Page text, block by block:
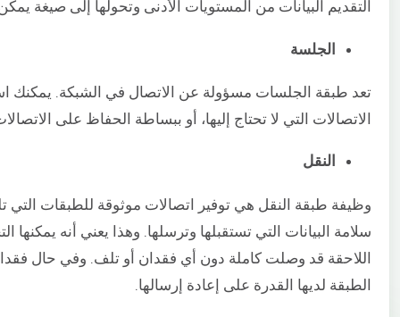
التقديم البيانات من المستويات الأدنى وتحولها إلى صيغة
الجلسة
تعد طبقة الجلسات مسؤولة عن الاتصال في الشبكة. يمكنك
الاتصالات التي لا تحتاج إليها، أو ببساطة الحفاظ على
النقل
وظيفة طبقة النقل هي توفير اتصالات موثوقة للطبقات
سلامة البيانات التي تستقبلها وترسلها. وهذا يعني أنه يمكنها
اللاحقة قد وصلت كاملة دون أي فقدان أو تلف. وفي حال
الطبقة لديها القدرة على إعادة إرسالها.